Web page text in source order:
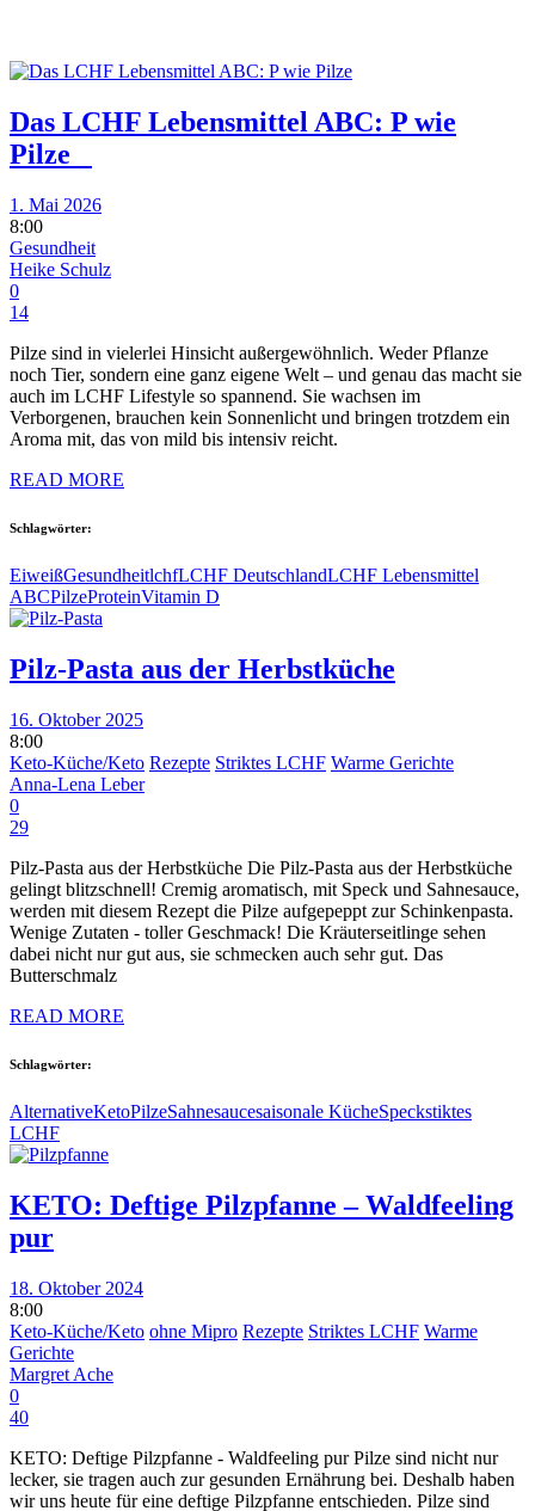
Das LCHF Lebensmittel ABC: P wie
Pilze
1. Mai 2026
8:00
Gesundheit
Heike Schulz
0
14
Pilze sind in vielerlei Hinsicht außergewöhnlich. Weder Pflanze
noch Tier, sondern eine ganz eigene Welt – und genau das macht sie
auch im LCHF Lifestyle so spannend. Sie wachsen im
Verborgenen, brauchen kein Sonnenlicht und bringen trotzdem ein
Aroma mit, das von mild bis intensiv reicht.
READ MORE
Schlagwörter:
EiweißGesundheitlchfLCHF DeutschlandLCHF Lebensmittel
ABCPilzeProteinVitamin D
Pilz-Pasta aus der Herbstküche
16. Oktober 2025
8:00
Keto-Küche/Keto Rezepte Striktes LCHF Warme Gerichte
Anna-Lena Leber
0
29
Pilz-Pasta aus der Herbstküche Die Pilz-Pasta aus der Herbstküche
gelingt blitzschnell! Cremig aromatisch, mit Speck und Sahnesauce,
werden mit diesem Rezept die Pilze aufgepeppt zur Schinkenpasta.
Wenige Zutaten - toller Geschmack! Die Kräuterseitlinge sehen
dabei nicht nur gut aus, sie schmecken auch sehr gut. Das
Butterschmalz
READ MORE
Schlagwörter:
AlternativeKetoPilzeSahnesaucesaisonale KücheSpeckstiktes
LCHF
KETO: Deftige Pilzpfanne – Waldfeeling
pur
18. Oktober 2024
8:00
Keto-Küche/Keto ohne Mipro Rezepte Striktes LCHF Warme
Gerichte
Margret Ache
0
40
KETO: Deftige Pilzpfanne - Waldfeeling pur Pilze sind nicht nur
lecker, sie tragen auch zur gesunden Ernährung bei. Deshalb haben
wir uns heute für eine deftige Pilzpfanne entschieden. Pilze sind